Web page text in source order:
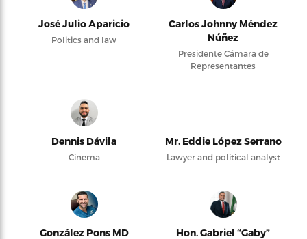
José Julio Aparicio
Politics and law
Carlos Johnny Méndez
Núñez
Presidente Cámara de
Representantes
Dennis Dávila
Cinema
Mr. Eddie López Serrano
Lawyer and political analyst
González Pons MD
Hon. Gabriel “Gaby”